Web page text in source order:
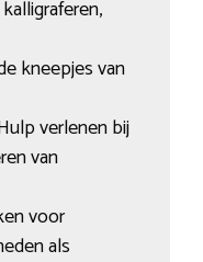
kneepjes van
verlenen bij
van
voor
als